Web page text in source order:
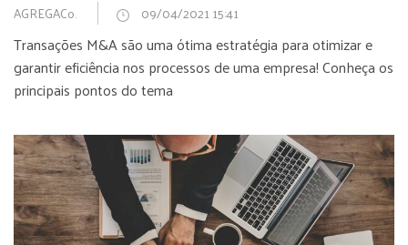
AGREGACo. 09/04/2021 15:41
Transações M&A são uma ótima estratégia para otimizar e
garantir eficiência nos processos de uma empresa! Conheça os
principais pontos do tema